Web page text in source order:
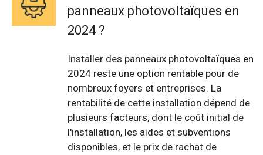
panneaux photovoltaïques en
2024 ?
Installer des panneaux photovoltaïques en
2024 reste une option rentable pour de
nombreux foyers et entreprises. La
rentabilité de cette installation dépend de
plusieurs facteurs, dont le coût initial de
l'installation, les aides et subventions
disponibles, et le prix de rachat de